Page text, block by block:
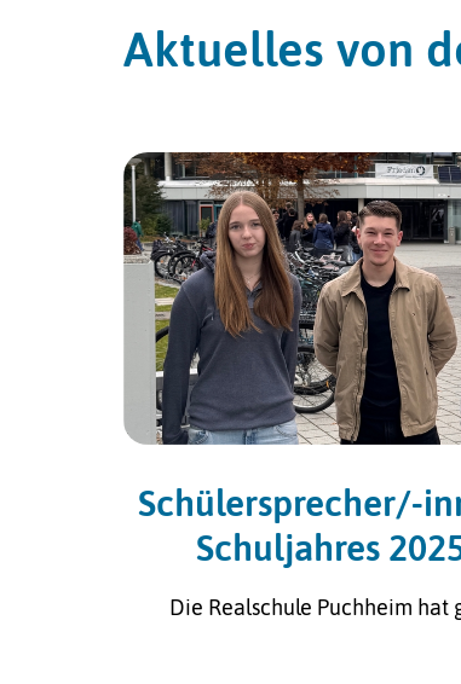
Aktuelles von
Schülersprecher/-
Schuljahres
Die Realschule Puchheim hat